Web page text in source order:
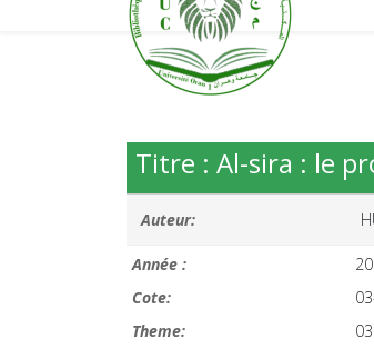
Titre : Al-sira : le
Auteur:
Année :
Cote:
Theme:
03